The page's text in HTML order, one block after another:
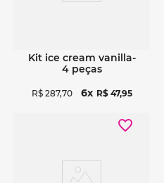
kit ice cream vanilla-
4 peças
R$ 287,70 6 R$ 47,95